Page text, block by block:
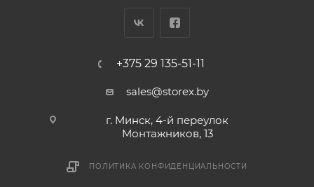
+375 29 135-51-11
sales@storex.by
г. Минск, 4-й переулок
Монтажников, 13
ПОЛИТИКА КОНФИДЕНЦИАЛЬНОСТИ